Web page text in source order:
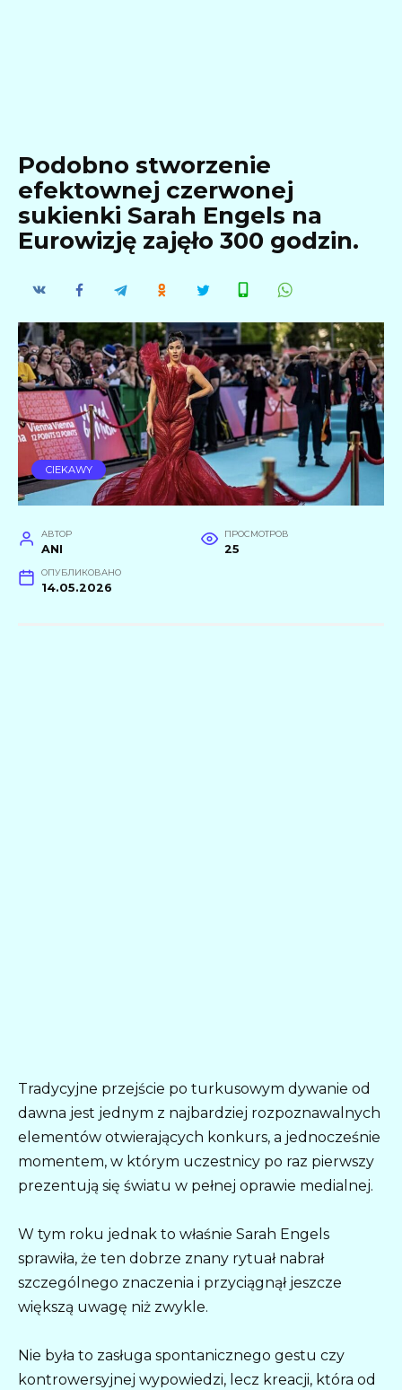
Podobno stworzenie
efektownej czerwonej
sukienki Sarah Engels na
Eurowizję zajęło 300 godzin.
CIEKAWY
АВТОР
ANI
ПРОСМОТРОВ
25
ОПУБЛИКОВАНО
14.05.2026
Tradycyjne przejście po turkusowym dywanie od
dawna jest jednym z najbardziej rozpoznawalnych
elementów otwierających konkurs, a jednocześnie
momentem, w którym uczestnicy po raz pierwszy
prezentują się światu w pełnej oprawie medialnej.
W tym roku jednak to właśnie Sarah Engels
sprawiła, że ten dobrze znany rytuał nabrał
szczególnego znaczenia i przyciągnął jeszcze
większą uwagę niż zwykle.
Nie była to zasługa spontanicznego gestu czy
kontrowersyjnej wypowiedzi, lecz kreacji, która od